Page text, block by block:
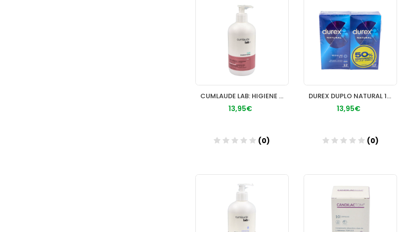
CUMLAUDE LAB: HIGIENE INTIMA CLX 500 ML
13,95€
(0)
DUREX DUPLO NATURAL 12+12 50% DTO 2ª UD
13,95€
(0)